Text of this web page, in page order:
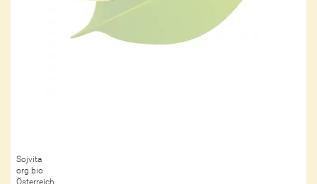
Sojvita
org.bio
Österreich